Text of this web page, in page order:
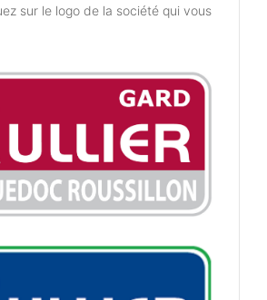
sur le logo de la société qui vous